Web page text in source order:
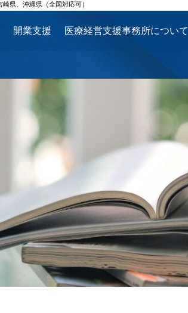
県、沖縄県（全国対応可）
開業支援 医療経営支援事務所について